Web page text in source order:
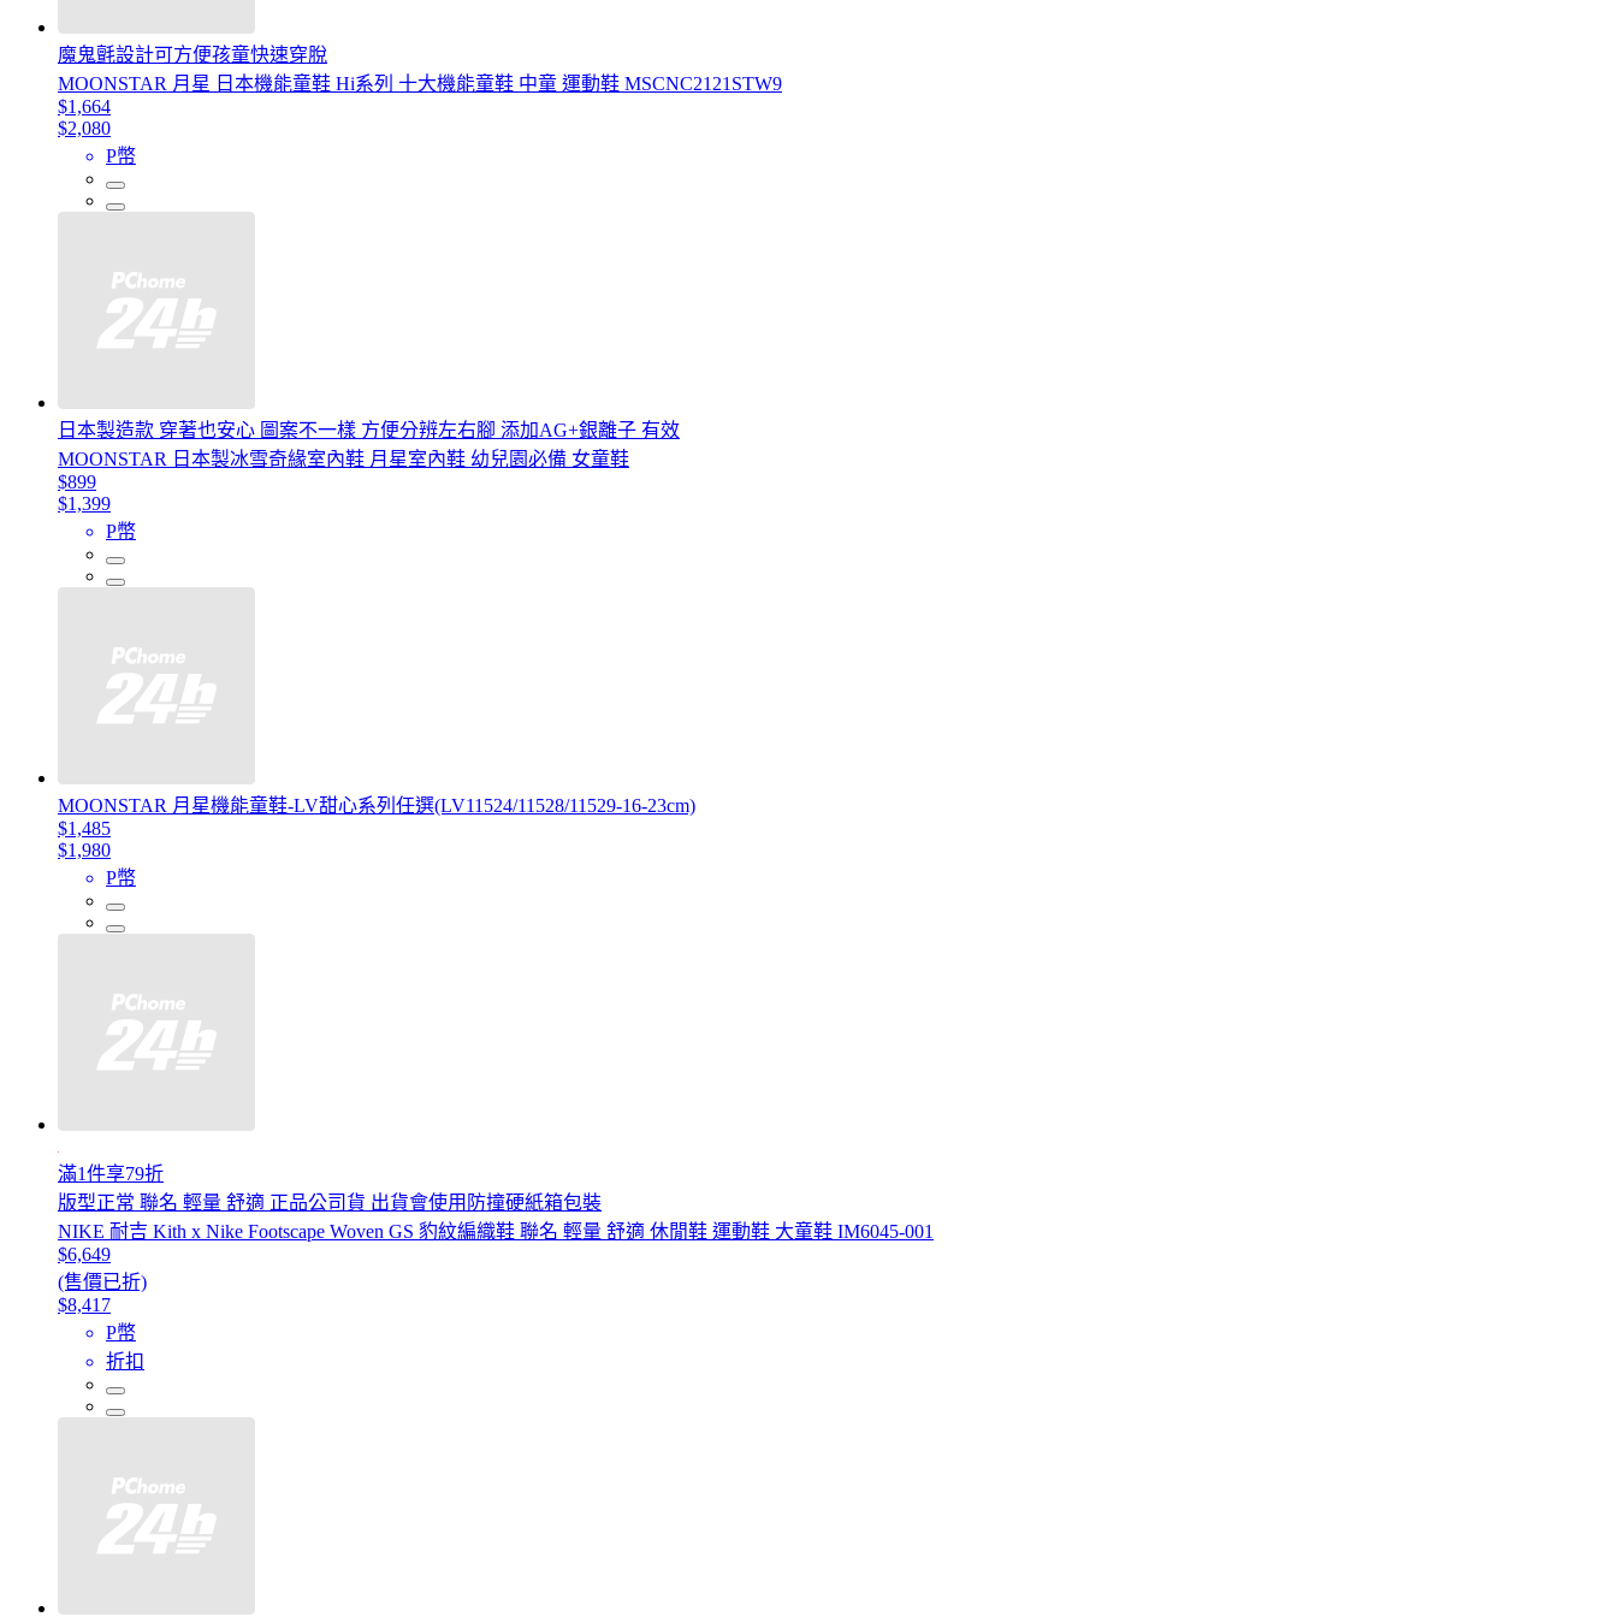
魔鬼氈設計可方便孩童快速穿脫
MOONSTAR 月星 日本機能童鞋 Hi系列 十大機能童鞋 中童 運動鞋 MSCNC2121STW9
$1,664
$2,080
P幣
日本製造款 穿著也安心 圖案不一樣 方便分辨左右腳 添加AG+銀離子 有效
MOONSTAR 日本製冰雪奇緣室內鞋 月星室內鞋 幼兒園必備 女童鞋
$899
$1,399
P幣
MOONSTAR 月星機能童鞋-LV甜心系列任選(LV11524/11528/11529-16-23cm)
$1,485
$1,980
P幣
滿1件享79折
版型正常 聯名 輕量 舒適 正品公司貨 出貨會使用防撞硬紙箱包裝
NIKE 耐吉 Kith x Nike Footscape Woven GS 豹紋編織鞋 聯名 輕量 舒適 休閒鞋 運動鞋 大童鞋 IM6045-001
$6,649
(售價已折)
$8,417
P幣
折扣